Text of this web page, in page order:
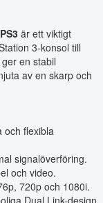
är ett viktigt
3-konsol till
en stabil
av en skarp och
och flexibla
signalöverföring.
och video.
720p och 1080i.
Dual Link-design.